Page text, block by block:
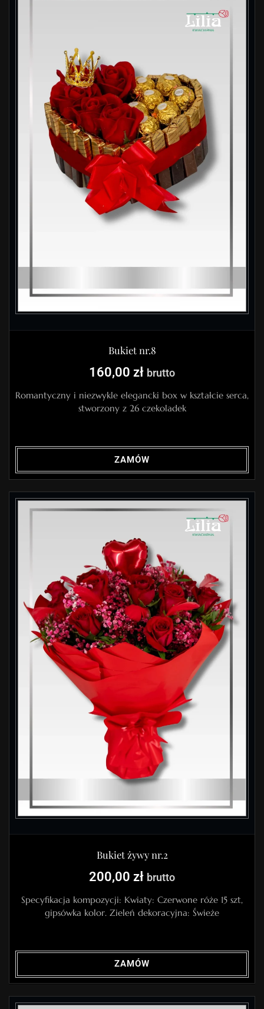
Bukiet nr.8
160,00 zł brutto
Romantyczny i niezwykle elegancki box w kształcie serca,
stworzony z 26 czekoladek
ZAMÓW
Bukiet żywy nr.2
200,00 zł brutto
Specyfikacja kompozycji: Kwiaty: Czerwone róże 15 szt,
gipsówka kolor. Zieleń dekoracyjna: Świeże
ZAMÓW